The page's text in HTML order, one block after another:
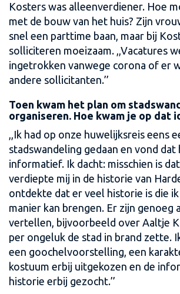
Kosters was alleenverdiener. Hoe
met de bouw van het huis? Zijn
snel een parttime baan, maar bij
solliciteren moeizaam. ,,Vacatures
ingetrokken vanwege corona of er
andere sollicitanten.’’
Toen kwam het plan om
organiseren. Hoe kwam je op dat
,,Ik had op onze huwelijksreis eens
stadswandeling gedaan en vond dat
informatief. Ik dacht: misschien is
verdiepte mij in de historie van
ontdekte dat er veel historie is die
manier kan brengen. Er zijn genoeg
vertellen, bijvoorbeeld over Aaltje
per ongeluk de stad in brand zette.
een goochelvoorstelling, een
kostuum erbij uitgekozen en de
historie erbij gezocht.’’